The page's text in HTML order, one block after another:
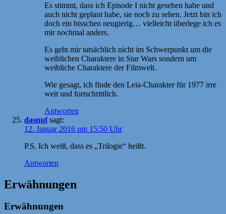
Es stimmt, dass ich Episode I nicht gesehen habe und
auch nicht geplant habe, sie noch zu sehen. Jetzt bin ich
doch ein bisschen neugierig… vielleicht überlege ich es
mir nochmal anders.
Es geht mir tatsächlich nicht im Schwerpunkt um die
weiblichen Charaktere in Star Wars sondern um
weibliche Charaktere der Filmwelt.
Wie gesagt, ich finde den Leia-Charakter für 1977 irre
weit und fortschrittlich.
Antworten
dasnuf sagt:
12. Januar 2016 um 15:50 Uhr
P.S. Ich weiß, dass es „Trilogie“ heißt.
Antworten
Erwähnungen
Erwähnungen